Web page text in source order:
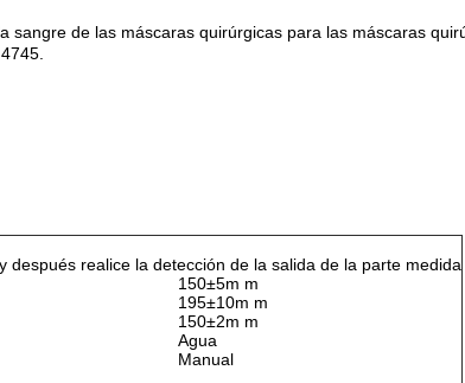
de las máscaras quirúrgicas para las máscaras
después realice la detección de la salida de la parte medida
150±5m m
195±10m m
150±2m m
Agua
Manual